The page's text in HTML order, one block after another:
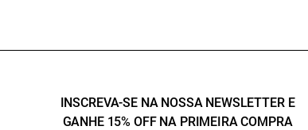
INSCREVA-SE NA NOSSA NEWSLETTER E
GANHE 15% OFF NA PRIMEIRA COMPRA